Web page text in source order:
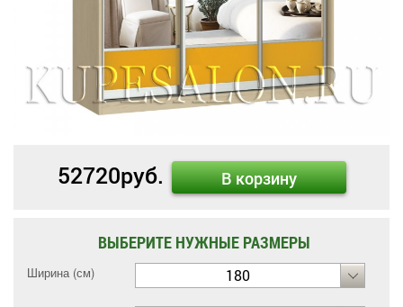
52720руб. В корзину
ВЫБЕРИТЕ НУЖНЫЕ РАЗМЕРЫ
Ширина (см) 180